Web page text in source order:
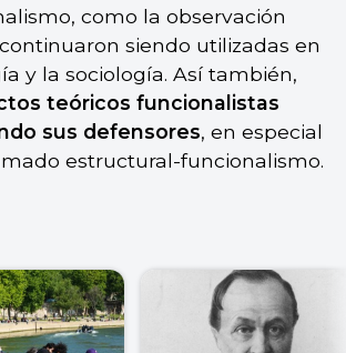
como la observación
siendo utilizadas en
y la sociología. Así también,
teóricos funcionalistas
sus defensores, en especial
estructural-funcionalismo.